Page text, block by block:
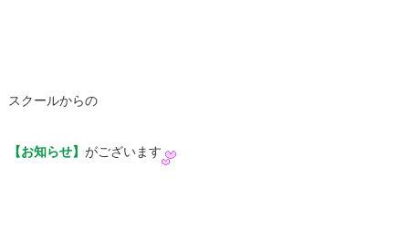
スクールからの
【お知らせ】 がございます